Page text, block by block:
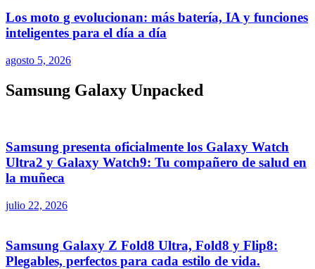
Los moto g evolucionan: más batería, IA y funciones
inteligentes para el día a día
agosto 5, 2026
Samsung Galaxy Unpacked
Samsung presenta oficialmente los Galaxy Watch
Ultra2 y Galaxy Watch9: Tu compañero de salud en
la muñeca
julio 22, 2026
Samsung Galaxy Z Fold8 Ultra, Fold8 y Flip8:
Plegables, perfectos para cada estilo de vida.